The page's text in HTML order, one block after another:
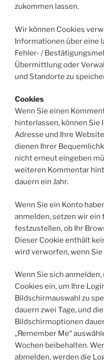
zukommen lassen.
Wir können Cookies
Informationen über eine
Fehler- /
Übermittlung oder
und Standorte zu
Cookies
Wenn Sie einen
hinterlassen, können Sie
Adresse und Ihre
dienen Ihrer
nicht erneut eingeben
weiteren Kommentar
dauern ein Jahr.
Wenn Sie ein Konto
anmelden, setzen wir ein
festzustellen, ob Ihr
Dieser Cookie enthält
wird verworfen, wenn
Wenn Sie sich
Cookies ein, um Ihre
Bildschirmauswahl zu
dauern zwei Tage, und
Bildschirmoptionen
„Remember Me“
Wochen beibehalten.
abmelden, werden die